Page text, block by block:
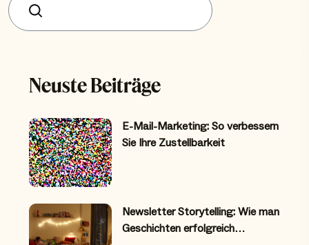
Suchen
Neuste Beiträge
E-Mail-Marketing: So verbessern
Sie Ihre Zustellbarkeit
Newsletter Storytelling: Wie man
Geschichten erfolgreich…